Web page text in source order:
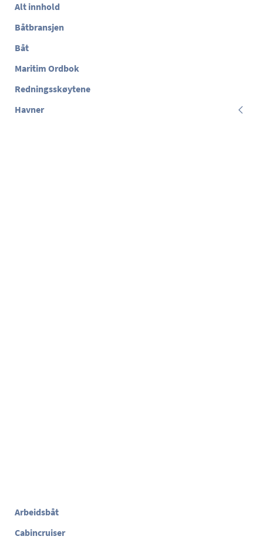
Alt innhold
Båtbransjen
Båt
Maritim Ordbok
Redningsskøytene
Havner
Arbeidsbåt
Cabincruiser